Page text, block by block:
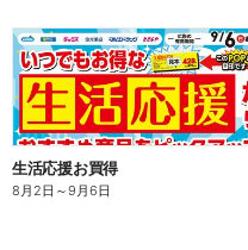
生活応援お買得
8月2日 ～9月6日